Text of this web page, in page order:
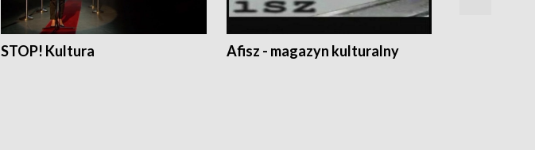
STOP! Kultura Afisz - magazyn kulturalny